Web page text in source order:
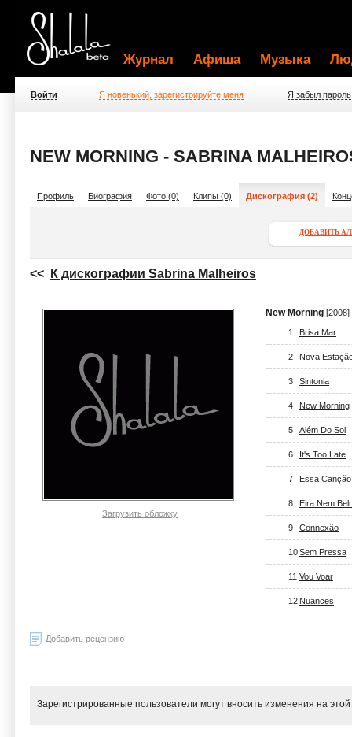
Журнал Афиша Музыка
Войти Я новенький, зарегистрируйте меня Я забыл пароль
NEW MORNING - SABRINA
Профиль Биография Фото (0) Клипы (0) Дискография (2)
ДОБАВИТЬ
<< К дискографии Sabrina Malheiros
Загрузить обложку
New Morning [2008]
1 Brisa Mar
2 Nova
3 Sintonia
4 New Morning
5 Além Do Sol
6 It's Too Late
7 Essa Canção
8 Eira Nem
9 Connexão
10Sem Pressa
11 Vou Voar
12 Nuances
Добавить рецензию
Зарегистрированные пользователи могут вносить изменения на